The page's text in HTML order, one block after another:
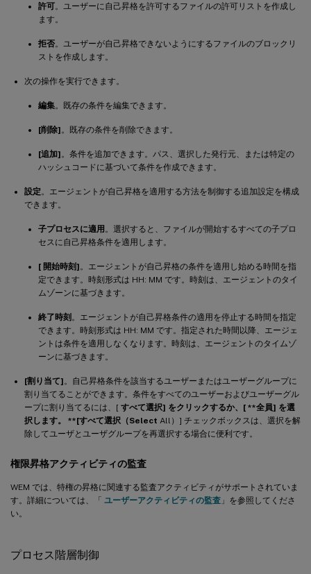
許可。ユーザーに自己昇格を許可するファイルの許可リストを作成し
ます。
拒否。ユーザーが自己昇格できないようにするファイルのブロックリ
ストを作成します。
次の操作を実行できます。
編集。既存の条件を編集できます。
[削除] 。既存の条件を削除できます。
[追加] 。条件を追加できます。パス、選択した発行元、または特定の
ハッシュコードに基づいて条件を作成できます。
設定 。エージェントが自己昇格を適用する方法を制御する追加設定を構成
できます。
子プロセスに適用 。選択すると、ファイルが開始するすべての子プロ
セスに自己昇格条件を適用します。
[ 開始時刻] 。エージェントが自己昇格の条件を適用し始める時間を指
定できます。時刻形式は HH: MM です。時刻は、エージェントのタイ
ムゾーンに基づきます。
終了時刻 。エージェントが自己昇格条件の適用を停止する時間を指定
できます。時刻形式は HH: MM です。指定された時間以降、エージェ
ントは条件を適用しなくなります。時刻は、エージェントのタイムゾ
ーンに基づきます。
[割り当て] 。自己昇格条件を該当するユーザーまたはユーザーグループに
割り当てることができます。条件をすべてのユーザーおよびユーザーグル
ープに割り当てるには、[ すべて選択] をクリックするか、[ **全員] を選
択します。 **[すべて選択（Select All）] チェックボックスは、選択を解
除してユーザとユーザグループを再選択する場合に便利です。
権限昇格アクティビティの監査
WEM では、特権の昇格に関連する監査アクティビティがサポートされていま
す。詳細については、「 ユーザーアクティビティの監査 」を参照してくださ
い。
プロセス階層制御